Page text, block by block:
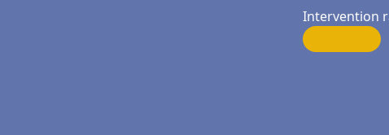
Intervention